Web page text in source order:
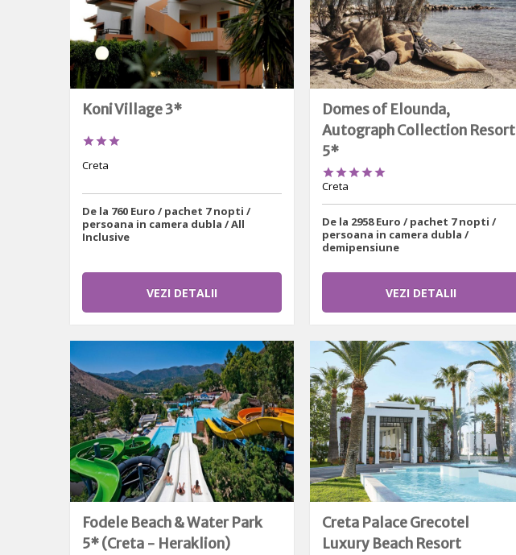
Koni Village 3*

Creta
De la 760 Euro / pachet 7 nopti /
persoana in camera dubla / All
Inclusive
VEZI DETALII
Domes of Elounda,
Autograph Collection Resort
5*

Creta
De la 2958 Euro / pachet 7 nopti /
persoana in camera dubla /
demipensiune
VEZI DETALII
Fodele Beach & Water Park
5* (Creta - Heraklion)
Creta Palace Grecotel
Luxury Beach Resort